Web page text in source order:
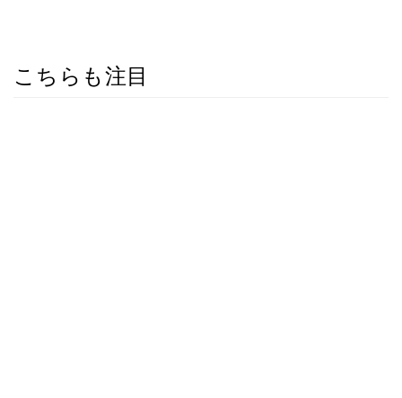
こちらも注目